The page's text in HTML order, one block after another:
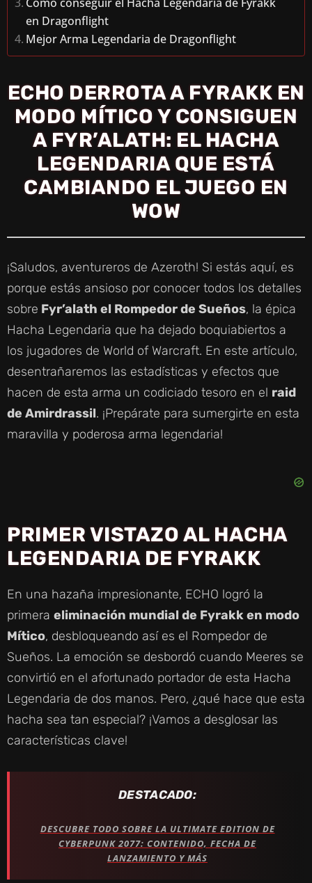
en Dragonflight
Mejor Arma Legendaria de Dragonflight
ECHO DERROTA A FYRAKK EN
MODO MÍTICO Y CONSIGUEN
A FYR’ALATH: EL HACHA
LEGENDARIA QUE ESTÁ
CAMBIANDO EL JUEGO EN
WOW
¡Saludos, aventureros de Azeroth! Si estás aquí, es
porque estás ansioso por conocer todos los detalles
sobre Fyr’alath el Rompedor de Sueños, la épica
Hacha Legendaria que ha dejado boquiabiertos a
los jugadores de World of Warcraft. En este artículo,
desentrañaremos las estadísticas y efectos que
hacen de esta arma un codiciado tesoro en el raid
de Amirdrassil. ¡Prepárate para sumergirte en esta
maravilla y poderosa arma legendaria!
PRIMER VISTAZO AL HACHA
LEGENDARIA DE FYRAKK
En una hazaña impresionante, ECHO logró la
primera eliminación mundial de Fyrakk en modo
Mítico, desbloqueando así es el Rompedor de
Sueños. La emoción se desbordó cuando Meeres se
convirtió en el afortunado portador de esta Hacha
Legendaria de dos manos. Pero, ¿qué hace que esta
hacha sea tan especial? ¡Vamos a desglosar las
características clave!
DESTACADO:
DESCUBRE TODO SOBRE LA ULTIMATE EDITION DE
CYBERPUNK 2077: CONTENIDO, FECHA DE
LANZAMIENTO Y MÁS